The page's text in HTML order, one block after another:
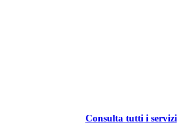
Consulta tutti i servizi